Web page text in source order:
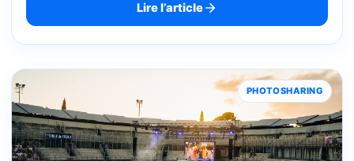
Lire l’article
PHOTOSHARING